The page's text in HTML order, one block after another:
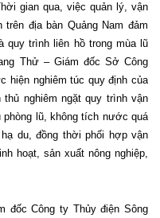
gian qua, việc quản lý, vận
địa bàn Quảng Nam đảm
quy trình liên hồ trong mùa lũ
Thử – Giám đốc Sở Công
hiện nghiêm túc quy định của
nghiêm ngặt quy trình vận
lũ, không tích nước quá
du, đồng thời phối hợp vận
hoạt, sản xuất nông nghiệp,
đốc Công ty Thủy điện Sông